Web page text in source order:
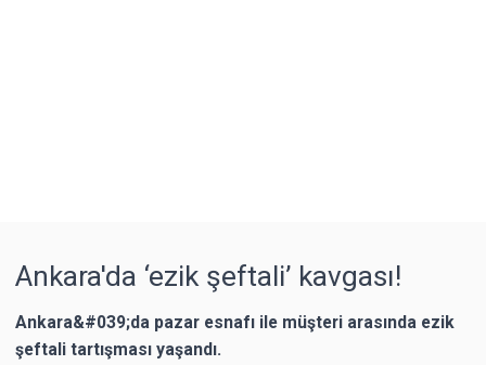
Ankara'da ‘ezik şeftali’ kavgası!
Ankara&#039;da pazar esnafı ile müşteri arasında ezik
şeftali tartışması yaşandı.